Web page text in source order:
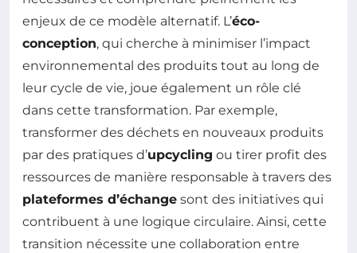
enjeux de ce modèle alternatif. L’éco-
conception, qui cherche à minimiser l’impact
environnemental des produits tout au long de
leur cycle de vie, joue également un rôle clé
dans cette transformation. Par exemple,
transformer des déchets en nouveaux produits
par des pratiques d’upcycling ou tirer profit des
ressources de manière responsable à travers des
plateformes d’échange sont des initiatives qui
contribuent à une logique circulaire. Ainsi, cette
transition nécessite une collaboration entre